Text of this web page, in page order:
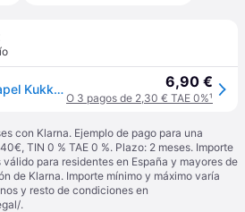
Arabia Servilletas de papel Kukkamaa 33x33 cm, 20-pack Verde 6,90 €
O 3 pagos de 2,30 € TAE 0%¹
con Klarna. Ejemplo de pago para una
TIN 0 % TAE 0 %. Plazo: 2 meses. Importe
para residentes en España y mayores de
de Klarna. Importe mínimo y máximo varía
y resto de condiciones en
.